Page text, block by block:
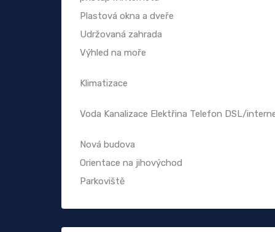
Plastová okna a dveře
Udržovaná zahrada
Výhled na moře
Klimatizace
Voda Kanalizace Elektřina Telefon DSL/
Nová budova
Orientace na jihovýchod
Parkoviště